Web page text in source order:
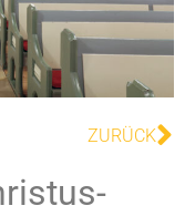
ZURÜCK